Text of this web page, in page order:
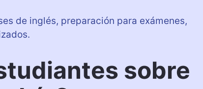
de inglés, preparación para exámenes,
sobre